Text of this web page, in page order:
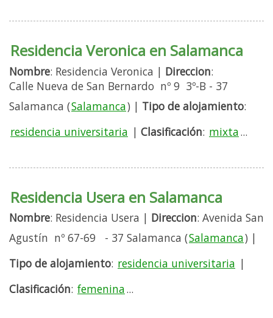
Residencia Veronica en Salamanca
Nombre: Residencia Veronica | Direccion:
Calle Nueva de San Bernardo nº 9 3º-B - 37
Salamanca (Salamanca) | Tipo de alojamiento:
residencia universitaria | Clasificación: mixta...
Residencia Usera en Salamanca
Nombre: Residencia Usera | Direccion: Avenida San
Agustín nº 67-69 - 37 Salamanca (Salamanca) |
Tipo de alojamiento: residencia universitaria |
Clasificación: femenina...